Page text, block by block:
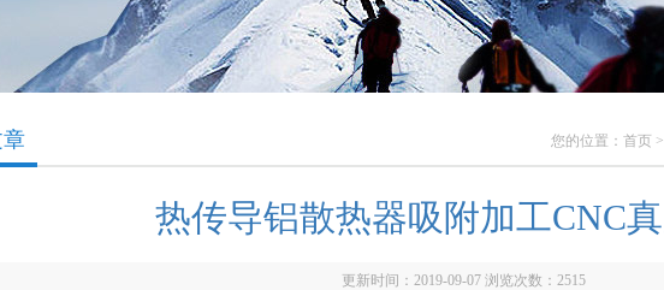
您的位置： 首页 >
热传导铝散热器吸附加工CNC
更新时间：2019-09-07 浏览次数： 2515